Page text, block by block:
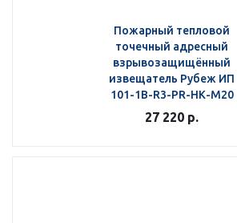
Пожарный тепловой
точечный адресный
взрывозащищённый
извещатель Рубеж ИП
101-1В-R3-РR-НК-М20
27 220 р.